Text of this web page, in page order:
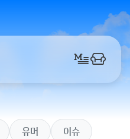
유머 이슈